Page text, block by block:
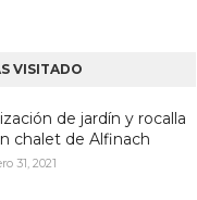
VISITADO
de jardín y rocalla
chalet de Alfinach
31, 2021